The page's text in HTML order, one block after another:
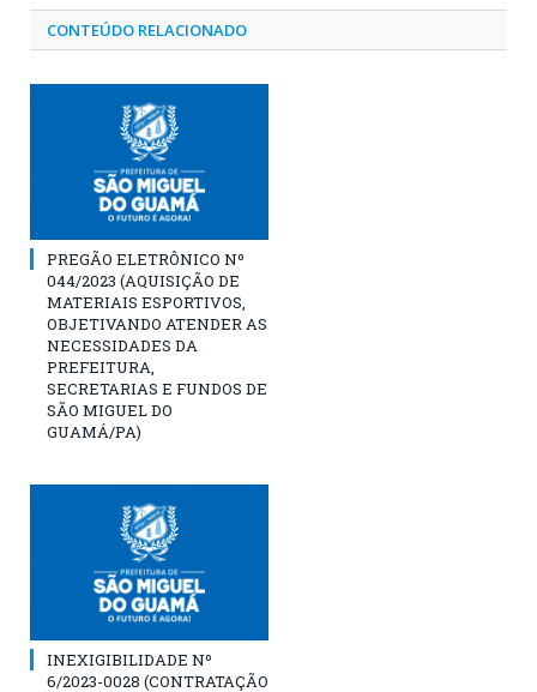
CONTEÚDO RELACIONADO
PREGÃO ELETRÔNICO Nº
044/2023 (AQUISIÇÃO DE
MATERIAIS ESPORTIVOS,
OBJETIVANDO ATENDER AS
NECESSIDADES DA
PREFEITURA,
SECRETARIAS E FUNDOS DE
SÃO MIGUEL DO
GUAMÁ/PA)
INEXIGIBILIDADE Nº
6/2023-0028 (CONTRATAÇÃO